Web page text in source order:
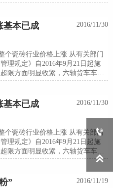
价并未落地。如今临近年底，北
基本已成
2016/11/30
个瓷砖行业价格上涨 从有关部门
理规定》自2016年9月21日起施
限方面明显收紧，六轴货车车货
着，公路货车运输运费单价将会
基本已成
2016/11/30
个瓷砖行业价格上涨 从有关部门
理规定》自2016年9月21日起施
限方面明显收紧，六轴货车车货
着，公路货车运输运费单价将会
” 2016/11/19

